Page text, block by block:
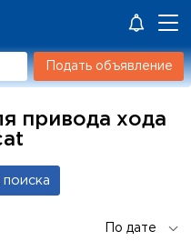
Подать объявление
привода хода